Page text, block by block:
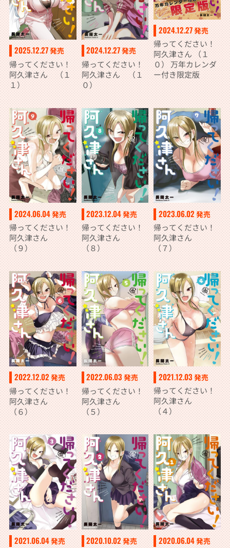
2025.12.27発売
帰ってください！
阿久津さん （１
１）
2024.12.27発売
帰ってください！
阿久津さん （１
０）
2024.12.27発売
帰ってください！
阿久津さん （１
０） 万年カレンダ
ー付き限定版
2024.06.04発売
帰ってください！
阿久津さん
（９）
2023.12.04発売
帰ってください！
阿久津さん
（８）
2023.06.02 発売
帰ってください！
阿久津さん
（７）
2022.12.02発売
帰ってください！
阿久津さん
（６）
2022.06.03 発売
帰ってください！
阿久津さん
（５）
2021.12.03 発売
帰ってください！
阿久津さん
（４）
2021.06.04発売 2020.10.02 発売 2020.06.04発売